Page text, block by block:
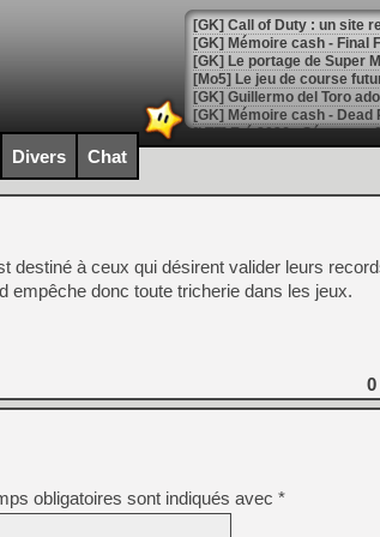
[GK] Le portage de Super
[Mo5] Le jeu de course
[GK] Guillermo del Toro
[LTF] Eté 2026 - Séquence
[GK] Mistfall Hunter :
[GK] Wo Long 2 évolue
[GK] Crossfire : un TPS à
[LS] [PS5] Premiers
[Mo5] DOOM arrive en
[GK] Bethesda fête les 30
[GK] Roblox : l'action en
[GK] Agenda - GeForce
[LS] [PS5] ps5-y2jb-
Divers Chat
destiné à ceux qui désirent valider leurs
empêche donc toute tricherie dans les jeux.
0
obligatoires sont indiqués avec *